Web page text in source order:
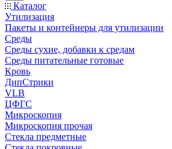
Каталог
Утилизация
Пакеты и контейнеры для утилизации
Среды
Среды сухие, добавки к средам
Среды питательные готовые
Кровь
ДипСтрики
VLB
ЦФГС
Микроскопия
Микроскопия прочая
Стекла предметные